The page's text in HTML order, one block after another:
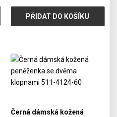
PŘIDAT DO KOŠÍKU
Černá dámská kožená